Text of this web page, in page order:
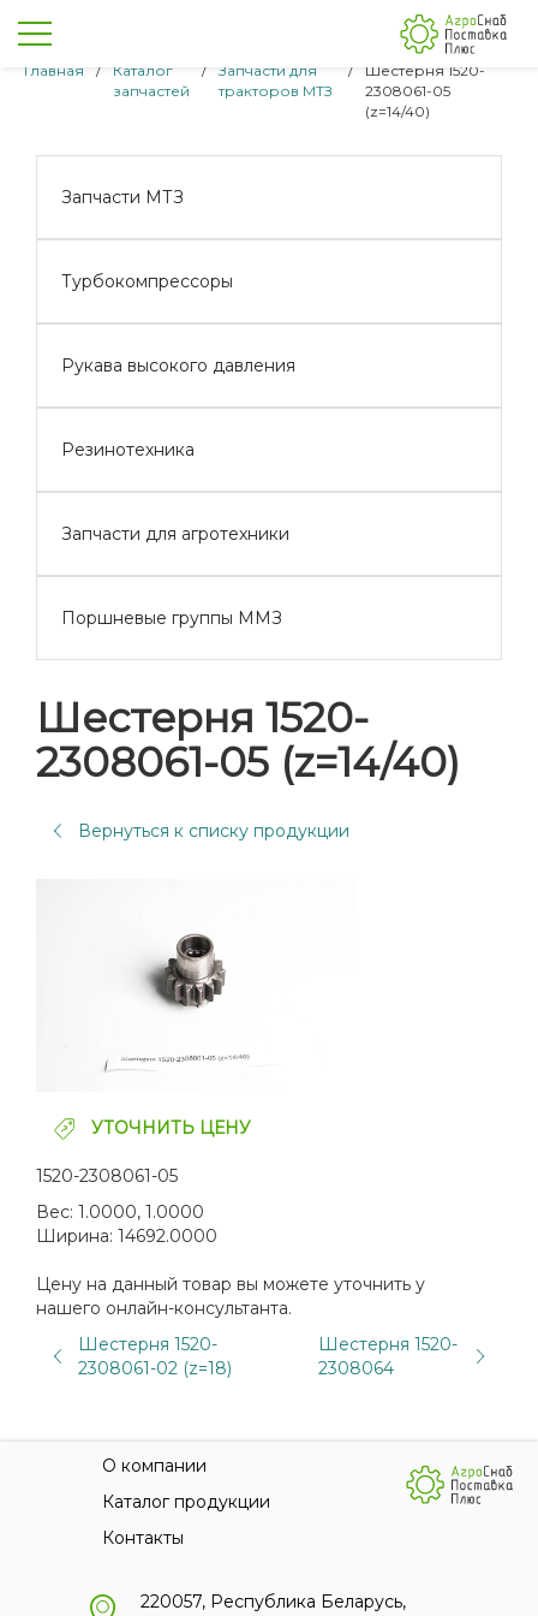
Главная /
Каталог
запчастей
/
Запчасти для
тракторов МТЗ
/
Шестерня 1520-
2308061-05
(z=14/40)
Запчасти МТЗ
Турбокомпрессоры
Рукава высокого давления
Резинотехника
Запчасти для агротехники
Поршневые группы ММЗ
Шестерня 1520-
2308061-05 (z=14/40)
Вернуться к списку продукции
УТОЧНИТЬ ЦЕНУ
1520-2308061-05
Вес: 1.0000, 1.0000
Ширина: 14692.0000
Цену на данный товар вы можете уточнить у
нашего онлайн-консультанта.
Шестерня 1520-
2308061-02 (z=18)
Шестерня 1520-
2308064
О компании
Каталог продукции
Контакты
220057, Республика Беларусь,